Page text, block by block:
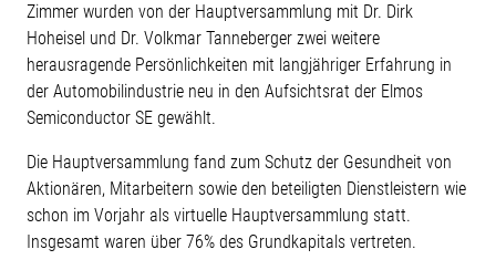
Zimmer wurden von der Hauptversammlung mit Dr. Dirk
Hoheisel und Dr. Volkmar Tanneberger zwei weitere
herausragende Persönlichkeiten mit langjähriger Erfahrung in
der Automobilindustrie neu in den Aufsichtsrat der Elmos
Semiconductor SE gewählt.
Die Hauptversammlung fand zum Schutz der Gesundheit von
Aktionären, Mitarbeitern sowie den beteiligten Dienstleistern wie
schon im Vorjahr als virtuelle Hauptversammlung statt.
Insgesamt waren über 76% des Grundkapitals vertreten.